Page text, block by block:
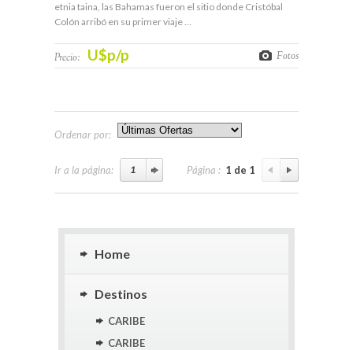
etnia taina, las Bahamas fueron el sitio donde Cristóbal
Colón arribó en su primer viaje …
Precio: U$p/p Fotos
Ordenar por:
Ir a la página: Página : 1 de 1
Home
Destinos
CARIBE
CARIBE